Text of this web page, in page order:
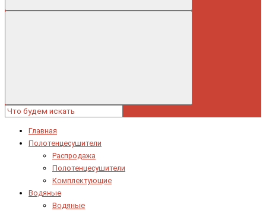
Главная
Полотенцесушители
Распродажа
Полотенцесушители
Комплектующие
Водяные
Водяные